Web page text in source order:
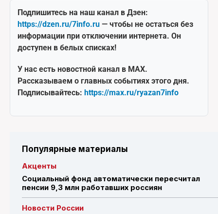
Подпишитесь на наш канал в Дзен:
https://dzen.ru/7info.ru — чтобы не остаться без
информации при отключении интернета. Он
доступен в белых списках!
У нас есть новостной канал в MAX.
Рассказываем о главных событиях этого дня.
Подписывайтесь: https://max.ru/ryazan7info
Популярные материалы
Акценты
Социальный фонд автоматически пересчитал
пенсии 9,3 млн работавших россиян
Новости России